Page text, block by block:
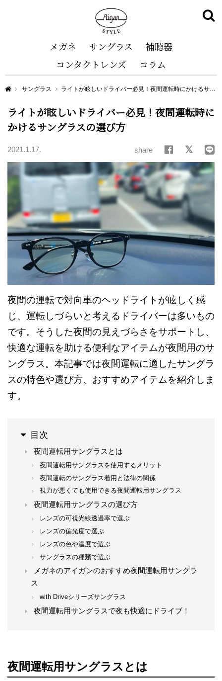
メガネ サングラス
補聴器
コンタクトレンズ
コラム
Aigan STYLE（メガネ・めがね）
サングラス ライトが眩しいドライバー必見！夜間運転時にかけるサングラスの選び方
ライトが眩しいドライバー必見！夜間運転時に
かけるサングラスの選び方
2021.1.17. share
夜間の運転で対向車のヘッドライトが眩しく感
じ、運転しづらいと考えるドライバーは多いもの
です。そうした夜間の見えづらさをサポートし、
快適な運転を助ける便利なアイテムが夜間用のサ
ングラス。本記事では夜間運転に適したサングラ
スの特色や選び方、おすすめアイテムを紹介しま
す。
目次
夜間運転用サングラスとは
夜間運転用サングラスを使用するメリット
夜間運転のサングラス着用と法律の関係
視力が悪くても使用できる夜間運転用サングラス
夜間運転用サングラスの選び方
レンズの可視光線透過率で選ぶ
レンズの偏光度で選ぶ
レンズの色や濃度で選ぶ
サングラスの種類で選ぶ
メガネのアイガンのおすすめ夜間運転用サングラ
ス
with Driveシリーズサングラス
夜間運転用サングラスで夜も快適にドライブ！
夜間運転用サングラスとは